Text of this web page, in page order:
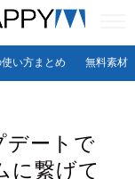
使い方まとめ 無料素材
デートで
に繋げて